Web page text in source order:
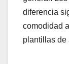
diferencia
comodidad
plantillas de